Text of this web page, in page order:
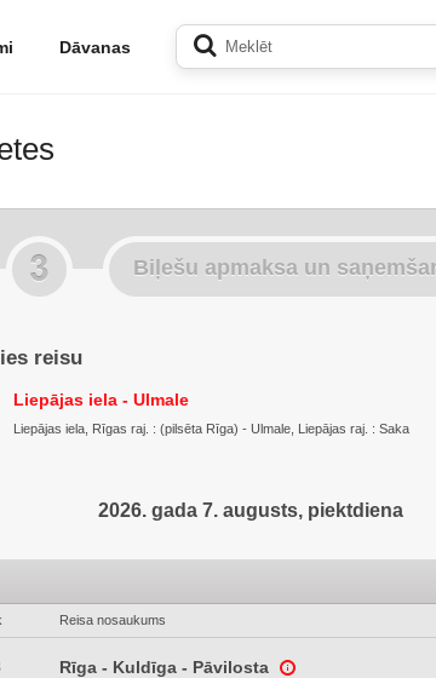
Dāvanas
Biļešu apmaksa un
reisu
Liepājas iela - Ulmale
Liepājas iela, Rīgas raj. : (pilsēta Rīga) - Ulmale, Liepājas raj. : Saka
2026. gada 7. augusts, piektdiena
Reisa nosaukums
Rīga - Kuldīga - Pāvilosta